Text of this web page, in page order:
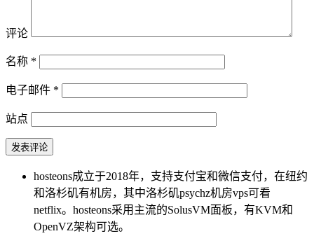
评论
名称 *
电子邮件 *
站点
hosteons成立于2018年，支持支付宝和微信支付，在纽约
和洛杉矶有机房，其中洛杉矶psychz机房vps可看
netflix。hosteons采用主流的SolusVM面板，有KVM和
OpenVZ架构可选。